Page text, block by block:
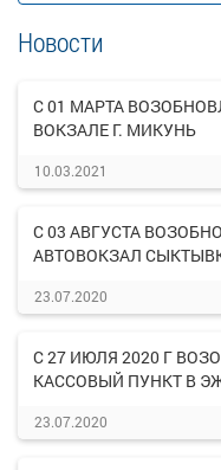
Новости
С 01 МАРТА
ВОКЗАЛЕ Г. МИКУНЬ
10.03.2021
С 03 АВГУСТА
АВТОВОКЗАЛ
23.07.2020
С 27 ИЮЛЯ 2020 Г
КАССОВЫЙ ПУНКТ В
23.07.2020